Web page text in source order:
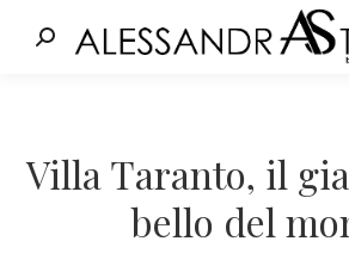
Cerca:
Villa Taranto, il
bello del